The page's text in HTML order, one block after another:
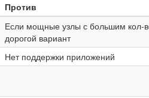
Против
Если мощные узлы с большим кол-
дорогой вариант
Нет поддержки приложений